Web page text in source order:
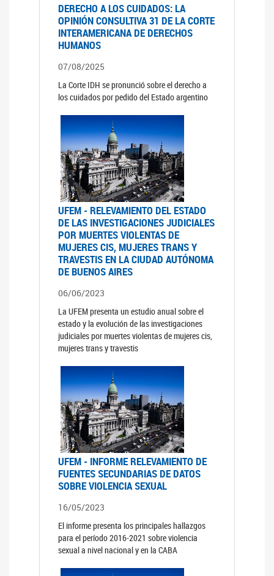
DERECHO A LOS CUIDADOS: LA
OPINIÓN CONSULTIVA 31 DE LA CORTE
INTERAMERICANA DE DERECHOS
HUMANOS
07/08/2025
La Corte IDH se pronunció sobre el derecho a
los cuidados por pedido del Estado argentino
UFEM - RELEVAMIENTO DEL ESTADO
DE LAS INVESTIGACIONES JUDICIALES
POR MUERTES VIOLENTAS DE
MUJERES CIS, MUJERES TRANS Y
TRAVESTIS EN LA CIUDAD AUTÓNOMA
DE BUENOS AIRES
06/06/2023
La UFEM presenta un estudio anual sobre el
estado y la evolución de las investigaciones
judiciales por muertes violentas de mujeres cis,
mujeres trans y travestis
UFEM - INFORME RELEVAMIENTO DE
FUENTES SECUNDARIAS DE DATOS
SOBRE VIOLENCIA SEXUAL
16/05/2023
El informe presenta los principales hallazgos
para el período 2016-2021 sobre violencia
sexual a nivel nacional y en la CABA